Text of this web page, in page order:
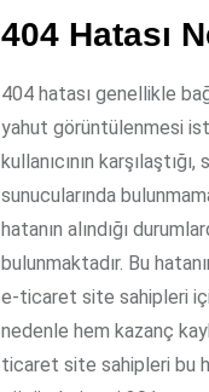
404 Hatası
404 hatası genellikle
yahut görüntülenmesi
kullanıcının
sunucularında
hatanın alındığı
bulunmaktadır. Bu
e-ticaret site sahipleri
nedenle hem kazanç
ticaret site sahipleri bu